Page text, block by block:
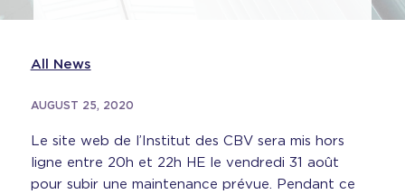
All News
AUGUST 25, 2020
Le site web de l’Institut des CBV sera mis hors
ligne entre 20h et 22h HE le vendredi 31 août
pour subir une maintenance prévue. Pendant ce